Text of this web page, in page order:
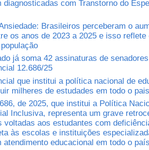
diagnosticadas com Transtorno do
Brasileiros perceberam o
os anos de 2023 a 2025 e isso reflete
já soma 42 assinaturas de
12.686/25
que institui a política nacional de
milheres de estudades em todo o pais
de 2025, que institui a Política
Inclusiva, representa um grave
voltadas aos estudantes com
às escolas e instituições
atendimento educacional em todo o